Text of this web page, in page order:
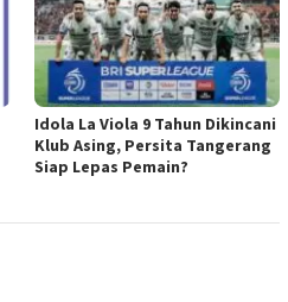
Idola La Viola 9 Tahun Dikincani
Klub Asing, Persita Tangerang
Siap Lepas Pemain?